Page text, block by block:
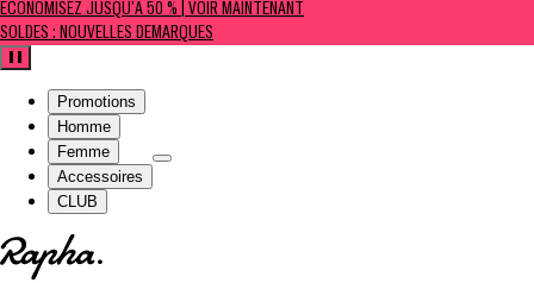
ÉCONOMISEZ JUSQU’À 50 % | VOIR MAINTENANT
SOLDES : NOUVELLES DÉMARQUES
Pause
Promotions
Homme
Femme
Accessoires
CLUB
Aller à la page d’accueil